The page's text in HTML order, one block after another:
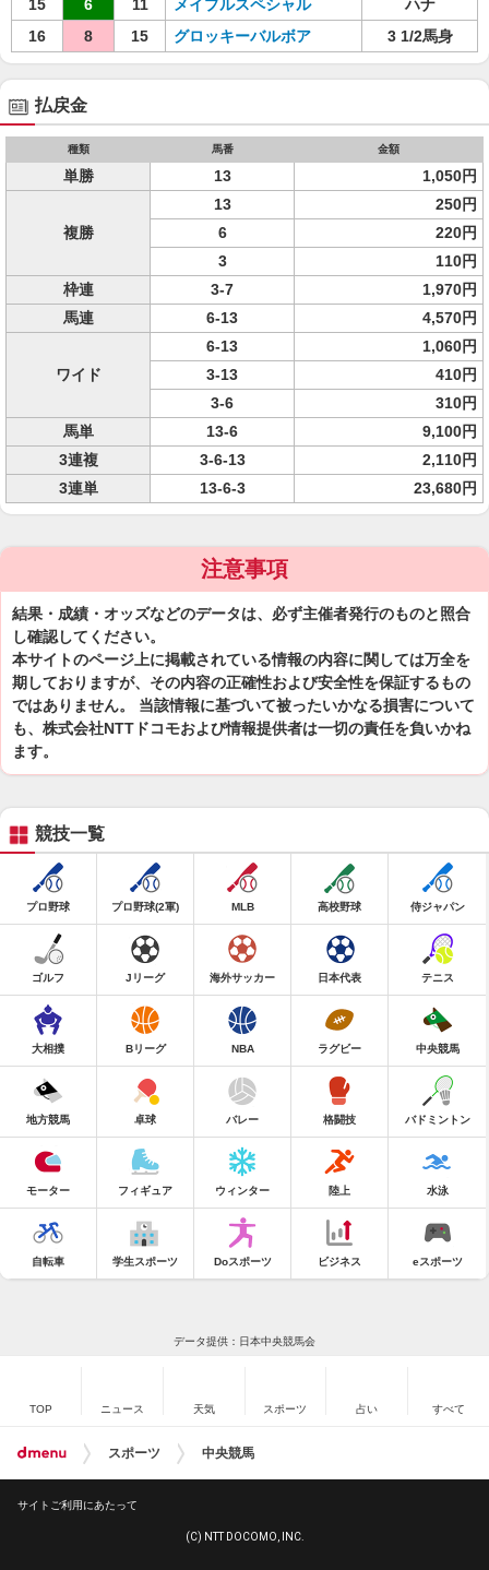
15
6 11 メイプルスペシャル
ハナ
16
8 15 グロッキーバルボア 3 1/2馬身
払戻金
種類 馬番 金額
単勝 13 1,050円
複勝
13
250円
6
220円
3
110円
枠連
3-7
1,970円
馬連
6-13 4,570円
ワイド
6-13
1,060円
3-13
410円
3-6
310円
馬単
13-6
9,100円
3連複
3-6-13
2,110円
3連単
13-6-3 23,680円
注意事項
結果・成績・オッズなどのデータは、必ず主催者発行のものと照合
し確認してください。
本サイトのページ上に掲載されている情報の内容に関しては万全を
期しておりますが、その内容の正確性および安全性を保証するもの
ではありません。 当該情報に基づいて被ったいかなる損害について
も、株式会社NTTドコモおよび情報提供者は一切の責任を負いかね
ます。
競技一覧
プロ野球 プロ野球(2軍) MLB 高校野球 侍ジャパン
ゴルフ Jリーグ 海外サッカー 日本代表 テニス
大相撲 Bリーグ NBA ラグビー 中央競馬
地方競馬 卓球 バレー 格闘技 バドミントン
モーター フィギュア ウィンター 陸上 水泳
自転車 学生スポーツ Doスポーツ ビジネス eスポーツ
データ提供：日本中央競馬会
TOP ニュース 天気 スポーツ 占い すべて
スポーツ 中央競馬
サイトご利用にあたって
(C) NTT DOCOMO, INC.